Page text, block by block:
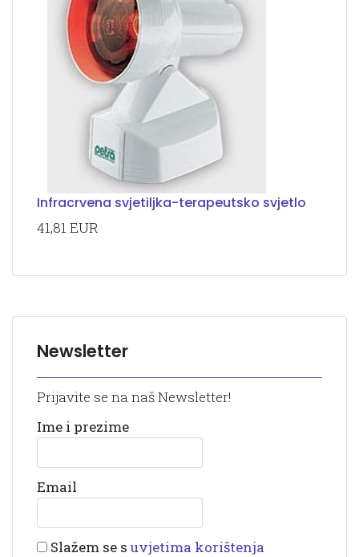
Infracrvena svjetiljka-terapeutsko svjetlo
41,81 EUR
Newsletter
Prijavite se na naš Newsletter!
Ime i prezime
Email
Slažem se s uvjetima korištenja